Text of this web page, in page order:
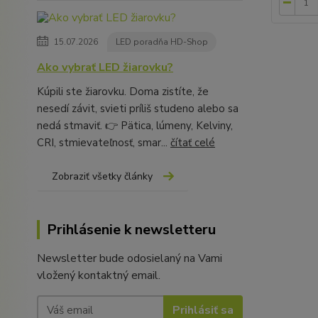
15.07.2026 LED poradňa HD-Shop
Ako vybrať LED žiarovku?
Kúpili ste žiarovku. Doma zistíte, že
nesedí závit, svieti príliš studeno alebo sa
nedá stmaviť. 👉 Pätica, lúmeny, Kelviny,
CRI, stmievateľnosť, smar... čítať celé
Zobraziť všetky články
Prihlásenie k newsletteru
Newsletter bude odosielaný na Vami
vložený kontaktný email.
Prihlásiť sa